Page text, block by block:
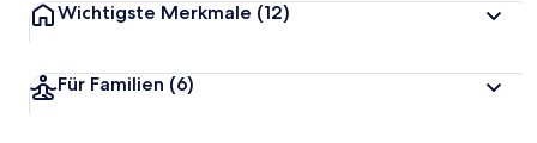
Wichtigste Merkmale (12)
Für Familien (6)